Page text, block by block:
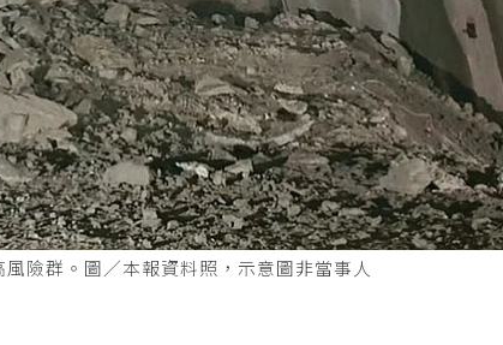
險群。圖／本報資料照，示意圖非當事人